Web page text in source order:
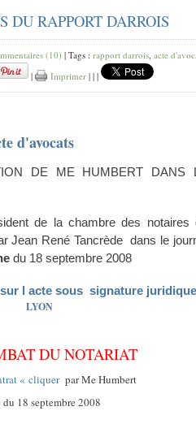
DU RAPPORT DARROIS
(10) | Tags : rapport darrois acte
| Imprimer | | |
d'avocats
DE ME HUMBERT DANS
de la chambre des notaires
Jean René Tancrède dans le
du 18 septembre 2008
l acte sous signature juridique
LYON
DU NOTARIAT
« cliquerpar Me Humbert
18 septembre 2008